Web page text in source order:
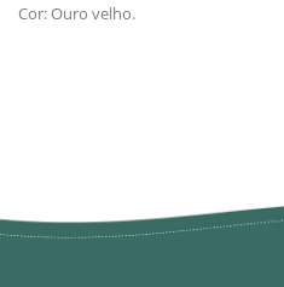
Cor: Ouro velho.